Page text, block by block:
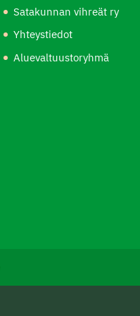
Satakunnan vihreät ry
Yhteystiedot
Aluevaltuustoryhmä